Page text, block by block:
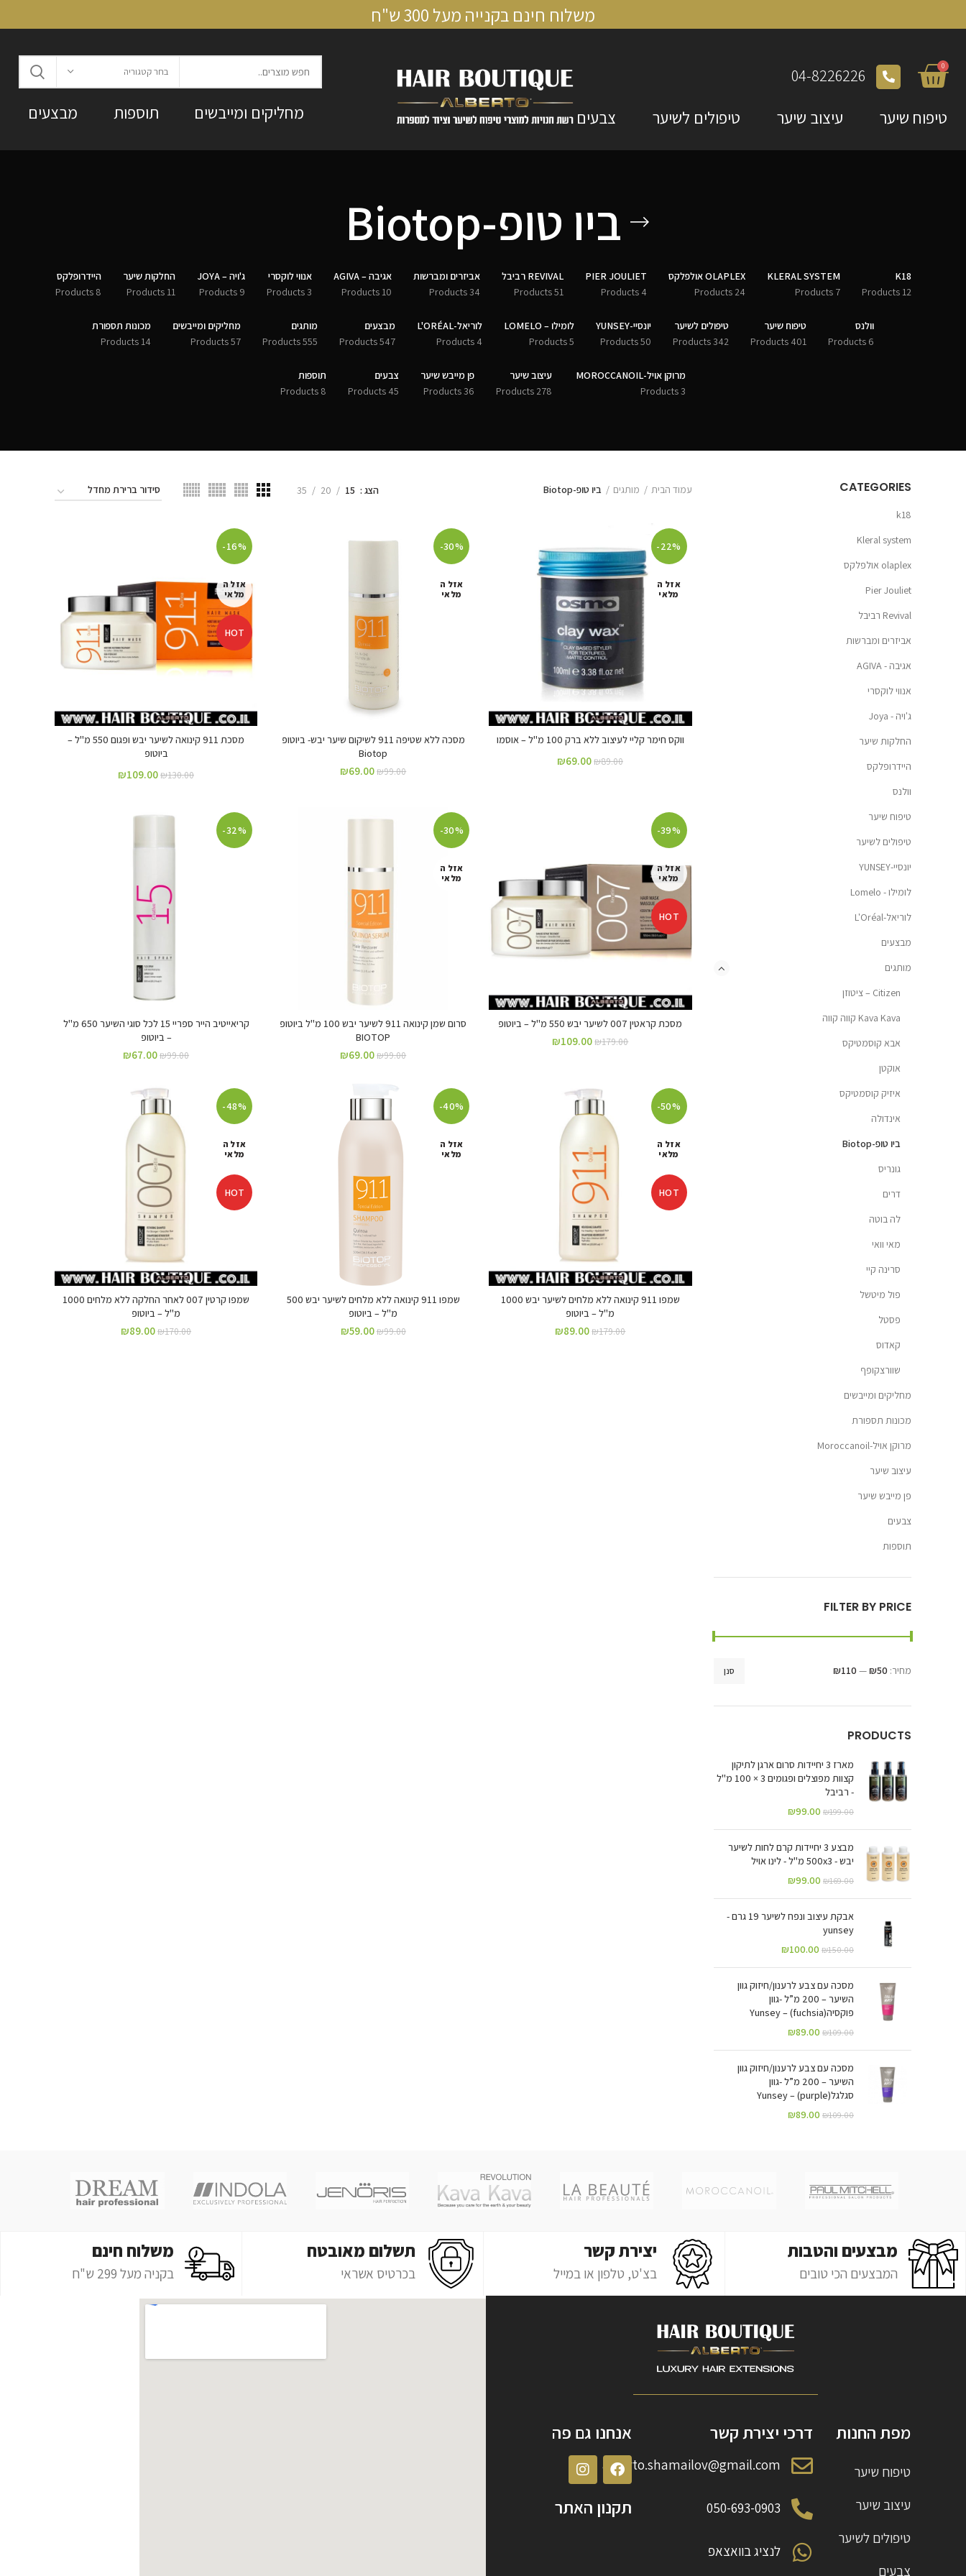
משלוח חינם בקנייה מעל 300 ש"ח
0
04-8226226
טיפוח שיער עיצוב שיער טיפולים לשיער צבעים
בחר קטגוריה
מחליקים ומייבשים תוספות מבצעים
ביו טופ-Biotop
K18
12 Products
KLERAL SYSTEM
7 Products
OLAPLEX אולפלקס
24 Products
PIER JOULIET
4 Products
REVIVAL רביבל
51 Products
אביזרים ומברשות
34 Products
אגיבה – AGIVA
10 Products
אנווי לוקסרי
3 Products
ג'ויה – JOYA
9 Products
החלקות שיער
11 Products
היידרופלקס
8 Products
וולנס
6 Products
טיפוח שיער
401 Products
טיפולים לשיער
342 Products
יונסיי-YUNSEY
50 Products
לומילו – LOMELO
5 Products
לוריאל-L'ORÉAL
4 Products
מבצעים
547 Products
מותגים
555 Products
מחליקים ומייבשים
57 Products
מכונות תספורת
14 Products
מרוקן אויל-MOROCCANOIL
3 Products
עיצוב שיער
278 Products
פן מייבש שיער
36 Products
צבעים
45 Products
תוספות
8 Products
CATEGORIES
k18
Kleral system
olaplex אולפלקס
Pier Jouliet
Revival רביבל
אביזרים ומברשות
אגיבה - AGIVA
אנווי לוקסרי
ג'ויה - Joya
החלקות שיער
היידרופלקס
וולנס
טיפוח שיער
טיפולים לשיער
יונסיי-YUNSEY
לומילו - Lomelo
לוריאל-L'Oréal
מבצעים
מותגים
Citizen – ציטוזן
Kava Kava קווה קווה
אבא קוסמטיקס
אוקטן
איזיק קוסמטיקס
אינדולה
ביו טופ-Biotop
גונריס
דרים
לה בוטה
מאי וואי
סרינה קיי
פול מיטשל
פסטל
קאדוס
שוורצקופף
מחליקים ומייבשים
מכונות תספורת
מרוקן אויל-Moroccanoil
עיצוב שיער
פן מייבש שיער
צבעים
תוספות
FILTER BY PRICE
סנן מחיר: ₪50
—
₪110
PRODUCTS
מארז 3 יחיידות סרום ארגן לתיקון
קצוות מפוצלים ופגומים 3 × 100 מ"ל
- רביבל
₪199.00
₪99.00
מבצע 3 יחיידות קרם לחות לשיער
יבש - 500x3 מ"ל - לינו אויל
₪169.00
₪99.00
אבקת עיצוב ונפח לשיער 19 גרם -
yunsey
₪150.00
₪100.00
מסכה עם צבע לרענון/חיזוק גוון
השיער – 200 מ”ל -גוון
פוקסיה(fuchsia) – Yunsey
₪109.00
₪89.00
מסכה עם צבע לרענון/חיזוק גוון
השיער – 200 מ”ל -גוון
סגלגל(purple) – Yunsey
₪109.00
₪89.00
עמוד הבית מותגים ביו טופ-Biotop הצג 15
20
35
-22%
אזל ה
מלאי
ווקס חימר קליי לעיצוב ללא ברק 100 מ"ל – אוסמו
₪89.00
₪69.00
-30%
אזל ה
מלאי
מסכה ללא שטיפה 911 לשיקום שיער יבש- ביוטופ
Biotop
₪99.00
₪69.00
-16%
אזל ה
מלאי
HOT
מסכת 911 קינואה לשיער יבש ופגום 550 מ"ל –
ביוטופ
₪130.00
₪109.00
-39%
אזל ה
מלאי
HOT
מסכת קראטין 007 לשיער יבש 550 מ"ל – ביוטופ
₪179.00
₪109.00
-30%
אזל ה
מלאי
סרום שמן קינואה 911 לשיער יבש 100 מ"ל ביוטופ
BIOTOP
₪99.00
₪69.00
-32%
קריאייטיב הייר ספריי 15 לכל סוגי השיער 650 מ"ל
– ביוטופ
₪99.00
₪67.00
-50%
אזל ה
מלאי
HOT
שמפו 911 קינואה ללא מלחים לשיער יבש 1000
מ"ל – ביוטופ
₪179.00
₪89.00
-40%
אזל ה
מלאי
שמפו 911 קינואה ללא מלחים לשיער יבש 500
מ"ל – ביוטופ
₪99.00
₪59.00
-48%
אזל ה
מלאי
HOT
שמפו קרטין 007 לאחר החלקה ללא מלחים 1000
מ"ל – ביוטופ
₪170.00
₪89.00
מבצעים והטבות
המבצעים הכי טובים
יצירת קשר
בצ'ט, טלפון או במייל
תשלום מאובטח
בכרטיס אשראי
משלוח חינם
בקניה מעל 299 ש"ח
מפת החנות
טיפוח שיער
עיצוב שיער
טיפולים לשיער
צבעים
דרכי יצירת קשר
alberto.shamailov@gmail.com
050-693-0903
לנציג בוואצאפ
אנחנו גם פה
תקנון האתר